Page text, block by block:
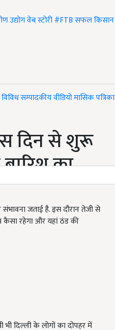
उद्योगवेब स्टोरी#FTBसफल किसान
विविधसम्पादकीयवीडियोमासिक पत्रिका
दिन से शुरू
का
जताई है. इस दौरान तेजी से
कैसा रहेगा और यहां ठंड की
दिल्ली के लोगों का दोपहर में